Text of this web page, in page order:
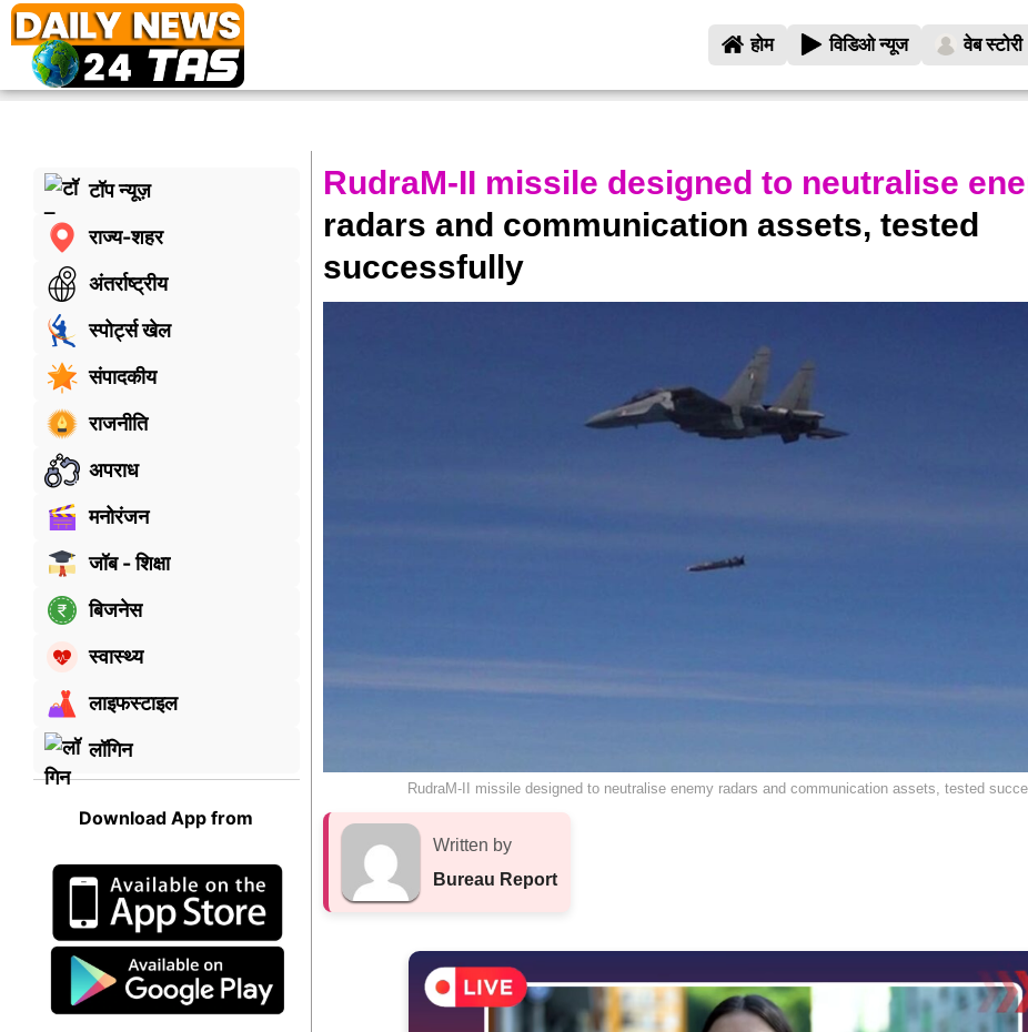
होम विडिओ न्यूज वेब स्टोरी
टॉप न्यूज़
राज्य-शहर
अंतर्राष्ट्रीय
स्पोर्ट्स खेल
संपादकीय
राजनीति
अपराध
मनोरंजन
जॉब - शिक्षा
बिजनेस
स्वास्थ्य
लाइफस्टाइल
लॉगिन
Download App from
RudraM-II missile designed to neutralise
radars and communication assets, tested
successfully
RudraM-II missile designed to neutralise enemy radars and communication assets, tested
Written by
Bureau Report